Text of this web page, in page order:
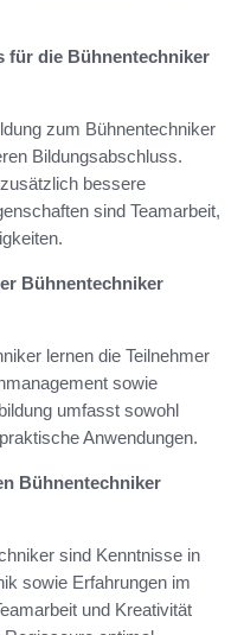
für die Bühnentechniker
zum Bühnentechniker
Bildungsabschluss.
bessere
sind Teamarbeit,
Bühnentechniker
lernen die Teilnehmer
sowie
umfasst sowohl
Anwendungen.
Bühnentechniker
sind Kenntnisse in
sowie Erfahrungen im
und Kreativität